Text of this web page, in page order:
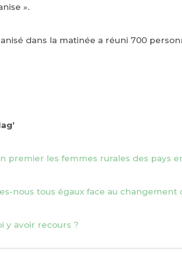
».
dans la matinée a réuni 700
premier les femmes rurales des pays
nous tous égaux face au changement
y avoir recours ?